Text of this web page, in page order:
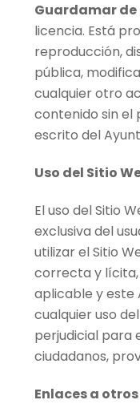
Guardamar de
licencia. Está
reproducción,
pública,
cualquier otro
contenido sin el
escrito del
Uso del Sitio
El uso del Sitio
exclusiva del
utilizar el Sitio
correcta y lícita,
aplicable y este
cualquier uso
perjudicial para
ciudadanos,
Enlaces a